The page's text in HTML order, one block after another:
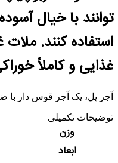
توانند با خیال
استفاده کنند.
غذایی و کاملاً
آجر پل، یک آجر قوس دار با ضخامت ۱۵
توضیحات تکمیلی
وزن
ابعاد